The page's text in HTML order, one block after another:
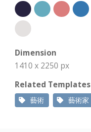
Dimension
1410 x 2250 px
Related Templates
藝術 藝術家